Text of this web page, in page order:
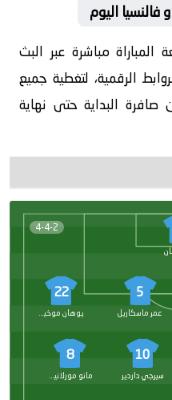
فالنسيا اليوم
مباشرة عبر البث
الرقمية، لتغطية جميع
البداية حتى نهاية
4-4-2
5
عمر ماسكاريل
22
يوهان موخيكا
10
سيرجي داردير
8
مانو مورلانيس